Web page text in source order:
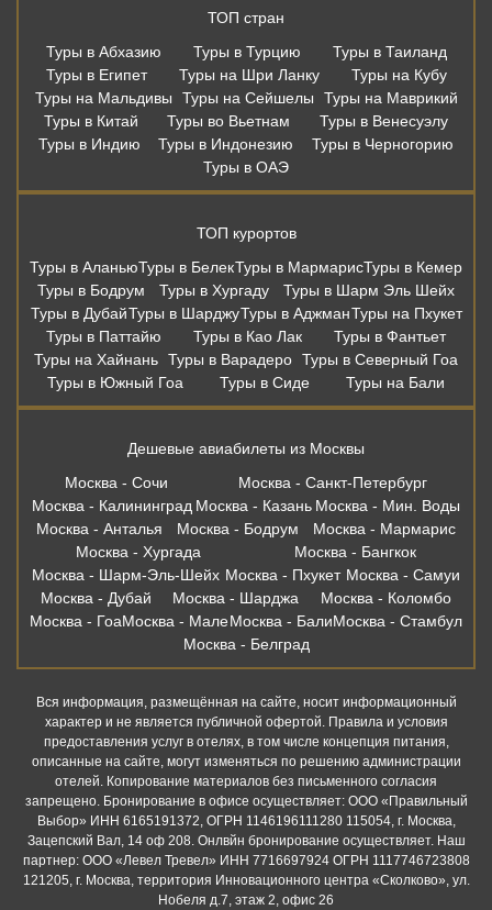
ТОП стран
Туры в Абхазию
Туры в Турцию
Туры в Таиланд
Туры в Египет
Туры на Шри Ланку
Туры на Кубу
Туры на Мальдивы
Туры на Сейшелы
Туры на Маврикий
Туры в Китай
Туры во Вьетнам
Туры в Венесуэлу
Туры в Индию
Туры в Индонезию
Туры в Черногорию
Туры в ОАЭ
ТОП курортов
Туры в АланьюТуры в БелекТуры в МармарисТуры в Кемер
Туры в Бодрум
Туры в Хургаду
Туры в Шарм Эль Шейх
Туры в ДубайТуры в ШарджуТуры в АджманТуры на Пхукет
Туры в Паттайю
Туры в Као Лак
Туры в Фантьет
Туры на Хайнань Туры в Варадеро Туры в Северный Гоа
Туры в Южный Гоа
Туры в Сиде Туры на Бали
Дешевые авиабилеты из Москвы
Москва - Сочи
Москва - Санкт-Петербург
Москва - Калининград Москва - Казань Москва - Мин. Воды
Москва - Анталья
Москва - Бодрум
Москва - Мармарис
Москва - Хургада
Москва - Бангкок
Москва - Шарм-Эль-Шейх Москва - Пхукет Москва - Самуи
Москва - Дубай
Москва - Шарджа
Москва - Коломбо
Москва - ГоаМосква - МалеМосква - БалиМосква - Стамбул
Москва - Белград
Вся информация, размещённая на сайте, носит информационный
характер и не является публичной офертой. Правила и условия
предоставления услуг в отелях, в том числе концепция питания,
описанные на сайте, могут изменяться по решению администрации
отелей. Копирование материалов без письменного согласия
запрещено. Бронирование в офисе осуществляет: ООО «Правильный
Выбор» ИНН 6165191372, ОГРН 1146196111280 115054, г. Москва,
Зацепский Вал, 14 оф 208. Онлвйн бронирование осуществляет. Наш
партнер: ООО «Левел Тревел» ИНН 7716697924 ОГРН 1117746723808
121205, г. Москва, территория Инновационного центра «Сколково», ул.
Нобеля д.7, этаж 2, офис 26